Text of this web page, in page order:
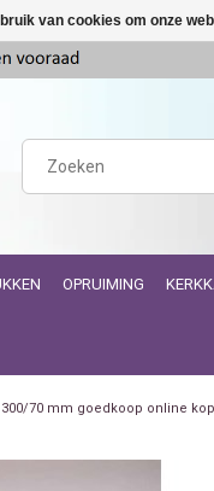
OPRUIMING
70 mm goedkoop online
van cookies om onze